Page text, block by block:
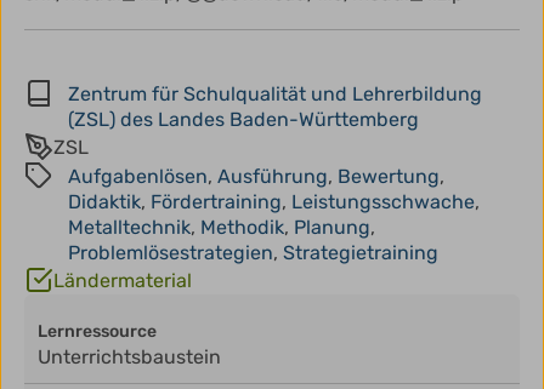
Zentrum für Schulqualität und Lehrerbildung
(ZSL) des Landes Baden-Württemberg
ZSL
Aufgabenlösen, Ausführung, Bewertung,
Didaktik, Fördertraining, Leistungsschwache,
Metalltechnik, Methodik, Planung,
Problemlösestrategien, Strategietraining
Ländermaterial
Lernressource
Unterrichtsbaustein